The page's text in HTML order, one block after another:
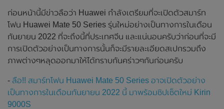
ก่อนหน้านี้มีข่าวลือว่า Huawei กำลังเตรียมที่จะเปิดตัวสมาร์ท
โฟน Huawei Mate 50 Series รุ่นใหม่อย่างเป็นทางการในเดือน
กันยายน 2022 ที่จะถึงนี้ที่ประเทศจีน และแน่นอนครับว่าก่อนที่จะมี
การเปิดตัวอย่างเป็นทางการนั้นก็จะมีรายละเอียดสเปกรวมถึง
ภาพต่างๆหลุดออกมาให้ได้ทราบกันคร่าวๆกันก่อนครับ
- ลือ!! สมาร์ทโฟน Huawei Mate 50 Series อาจเปิดตัวอย่าง
เป็นทางการในเดือนกันยายน 2022 นี้ มาพร้อมชิปเซ็ตใหม่ Kirin
9000S